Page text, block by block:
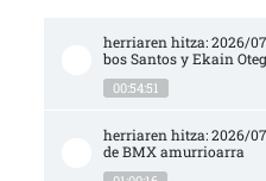
herriaren hitza: 2026/
bos Santos y Ekain
00:54:51
herriaren hitza: 2026/
de BMX amurrioarra